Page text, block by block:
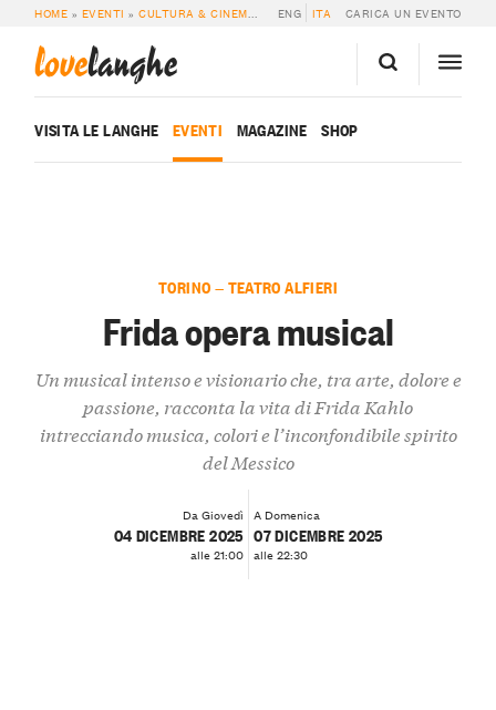
HOME » EVENTI »CULTURA & CINEMA » FRIDA OPERA MUSICAL
ENG ITA CARICA UN EVENTO
lovelanghe
VISITA LE LANGHE EVENTI MAGAZINE SHOP
TORINO — TEATRO ALFIERI
Frida opera musical
Un musical intenso e visionario che, tra arte, dolore e
passione, racconta la vita di Frida Kahlo
intrecciando musica, colori e l’inconfondibile spirito
del Messico
Da Giovedì
04 DICEMBRE 2025
alle 21:00
A Domenica
07 DICEMBRE 2025
alle 22:30